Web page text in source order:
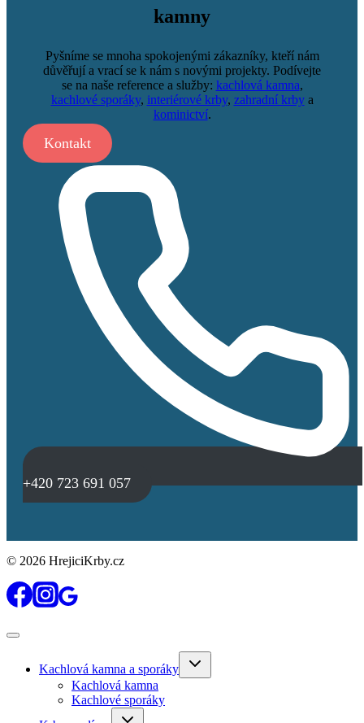
kamny
Pyšníme se mnoha spokojenými zákazníky, kteří nám
důvěřují a vrací se k nám s novými projekty. Podívejte
se na naše reference a služby: kachlová kamna,
kachlové sporáky, interiérové krby, zahradní krbya
kominictví.
Kontakt
+420 723 691 057
© 2026 HrejiciKrby.cz
Kachlová kamna a sporáky
Toggle
child
Kachlová kamna
Kachlové sporáky
Toggle